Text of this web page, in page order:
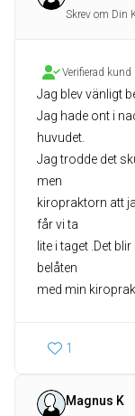
Skrev om Din
Verifierad kund
Jag blev vänligt
Jag hade ont i
huvudet.
Jag trodde det
men
kiropraktorn att
får vi ta
lite i taget .Det
belåten
med min
1
Magnus K